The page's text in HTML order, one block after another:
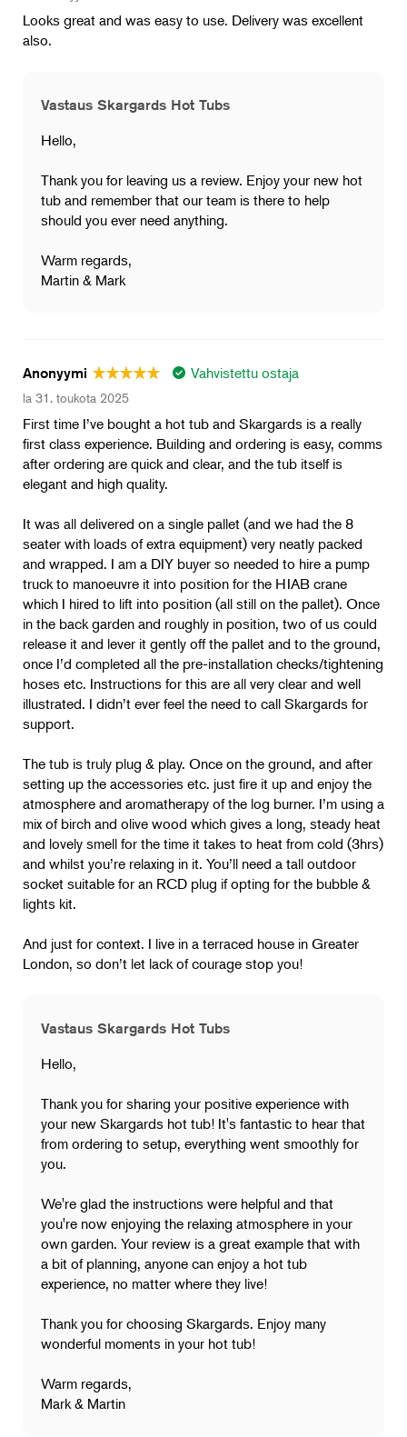
Looks great and was easy to use. Delivery was excellent
also.
Vastaus Skargards Hot Tubs
Hello,
Thank you for leaving us a review. Enjoy your new hot
tub and remember that our team is there to help
should you ever need anything.
Warm regards,
Martin & Mark
Anonyymi Vahvistettu ostaja
la 31. toukota 2025
First time I’ve bought a hot tub and Skargards is a really
first class experience. Building and ordering is easy, comms
after ordering are quick and clear, and the tub itself is
elegant and high quality.
It was all delivered on a single pallet (and we had the 8
seater with loads of extra equipment) very neatly packed
and wrapped. I am a DIY buyer so needed to hire a pump
truck to manoeuvre it into position for the HIAB crane
which I hired to lift into position (all still on the pallet). Once
in the back garden and roughly in position, two of us could
release it and lever it gently off the pallet and to the ground,
once I’d completed all the pre-installation checks/tightening
hoses etc. Instructions for this are all very clear and well
illustrated. I didn’t ever feel the need to call Skargards for
support.
The tub is truly plug & play. Once on the ground, and after
setting up the accessories etc. just fire it up and enjoy the
atmosphere and aromatherapy of the log burner. I’m using a
mix of birch and olive wood which gives a long, steady heat
and lovely smell for the time it takes to heat from cold (3hrs)
and whilst you’re relaxing in it. You’ll need a tall outdoor
socket suitable for an RCD plug if opting for the bubble &
lights kit.
And just for context. I live in a terraced house in Greater
London, so don’t let lack of courage stop you!
Vastaus Skargards Hot Tubs
Hello,
Thank you for sharing your positive experience with
your new Skargards hot tub! It's fantastic to hear that
from ordering to setup, everything went smoothly for
you.
We're glad the instructions were helpful and that
you're now enjoying the relaxing atmosphere in your
own garden. Your review is a great example that with
a bit of planning, anyone can enjoy a hot tub
experience, no matter where they live!
Thank you for choosing Skargards. Enjoy many
wonderful moments in your hot tub!
Warm regards,
Mark & Martin